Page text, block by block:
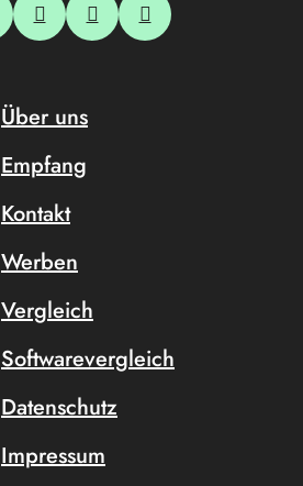
Über uns
Empfang
Kontakt
Werben
Vergleich
Softwarevergleich
Datenschutz
Impressum